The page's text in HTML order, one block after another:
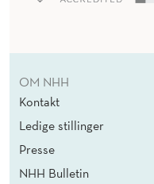
OM NHH
Kontakt
Ledige stillinger
Presse
NHH Bulletin